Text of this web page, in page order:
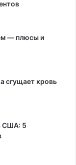
— плюсы и
сгущает кровь
США: 5